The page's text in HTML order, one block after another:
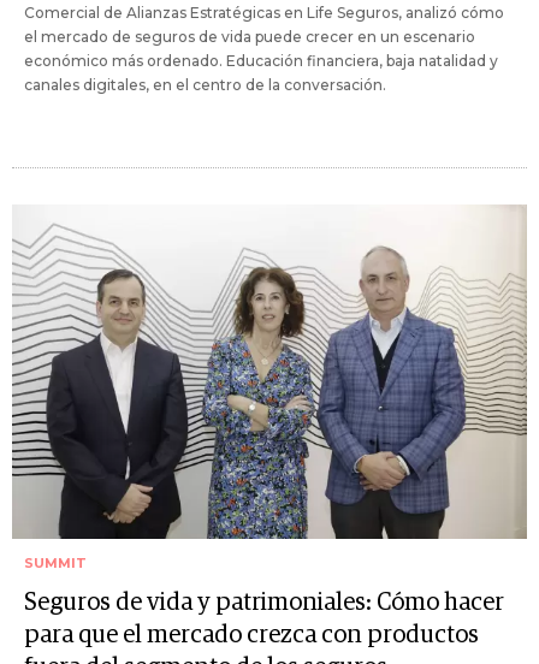
Comercial de Alianzas Estratégicas en Life Seguros, analizó cómo
el mercado de seguros de vida puede crecer en un escenario
económico más ordenado. Educación financiera, baja natalidad y
canales digitales, en el centro de la conversación.
SUMMIT
Seguros de vida y patrimoniales: Cómo hacer
para que el mercado crezca con productos